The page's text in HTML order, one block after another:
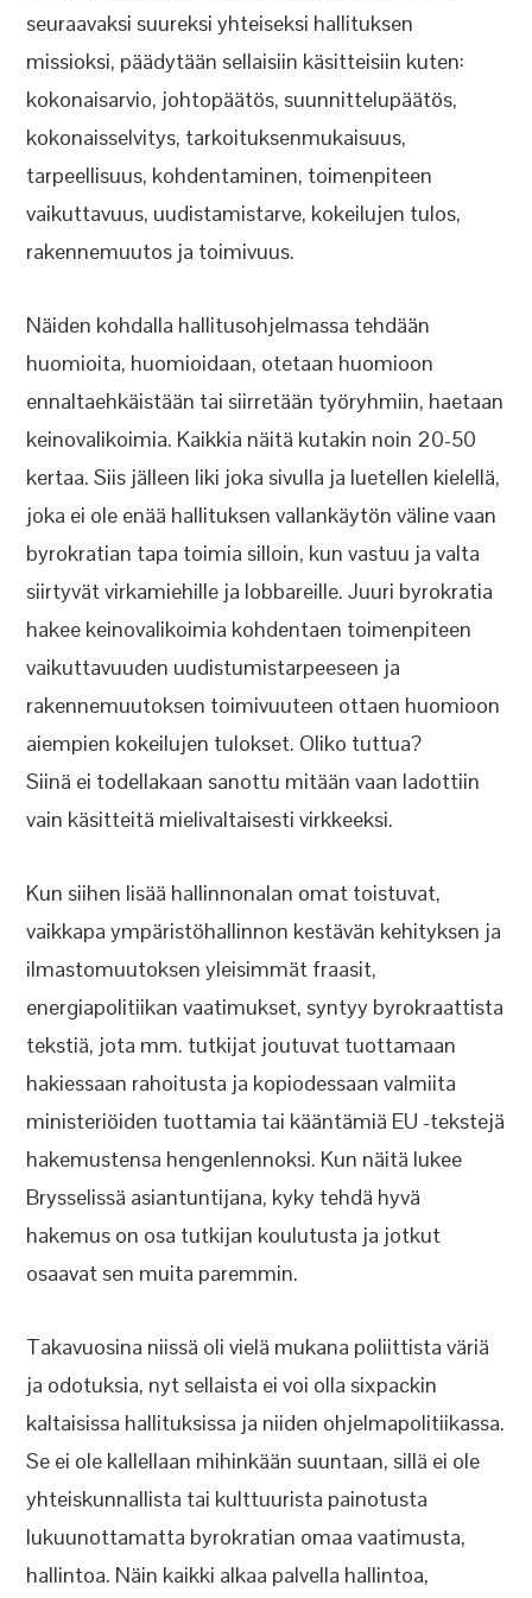
seuraavaksi suureksi yhteiseksi hallituksen
missioksi, päädytään sellaisiin käsitteisiin kuten:
kokonaisarvio, johtopäätös, suunnittelupäätös,
kokonaisselvitys, tarkoituksenmukaisuus,
tarpeellisuus, kohdentaminen, toimenpiteen
vaikuttavuus, uudistamistarve, kokeilujen tulos,
rakennemuutos ja toimivuus.
Näiden kohdalla hallitusohjelmassa tehdään
huomioita, huomioidaan, otetaan huomioon
ennaltaehkäistään tai siirretään työryhmiin, haetaan
keinovalikoimia. Kaikkia näitä kutakin noin 20-50
kertaa. Siis jälleen liki joka sivulla ja luetellen kielellä,
joka ei ole enää hallituksen vallankäytön väline vaan
byrokratian tapa toimia silloin, kun vastuu ja valta
siirtyvät virkamiehille ja lobbareille. Juuri byrokratia
hakee keinovalikoimia kohdentaen toimenpiteen
vaikuttavuuden uudistumistarpeeseen ja
rakennemuutoksen toimivuuteen ottaen huomioon
aiempien kokeilujen tulokset. Oliko tuttua?
Siinä ei todellakaan sanottu mitään vaan ladottiin
vain käsitteitä mielivaltaisesti virkkeeksi.
Kun siihen lisää hallinnonalan omat toistuvat,
vaikkapa ympäristöhallinnon kestävän kehityksen ja
ilmastomuutoksen yleisimmät fraasit,
energiapolitiikan vaatimukset, syntyy byrokraattista
tekstiä, jota mm. tutkijat joutuvat tuottamaan
hakiessaan rahoitusta ja kopiodessaan valmiita
ministeriöiden tuottamia tai kääntämiä EU -tekstejä
hakemustensa hengenlennoksi. Kun näitä lukee
Brysselissä asiantuntijana, kyky tehdä hyvä
hakemus on osa tutkijan koulutusta ja jotkut
osaavat sen muita paremmin.
Takavuosina niissä oli vielä mukana poliittista väriä
ja odotuksia, nyt sellaista ei voi olla sixpackin
kaltaisissa hallituksissa ja niiden ohjelmapolitiikassa.
Se ei ole kallellaan mihinkään suuntaan, sillä ei ole
yhteiskunnallista tai kulttuurista painotusta
lukuunottamatta byrokratian omaa vaatimusta,
hallintoa. Näin kaikki alkaa palvella hallintoa,